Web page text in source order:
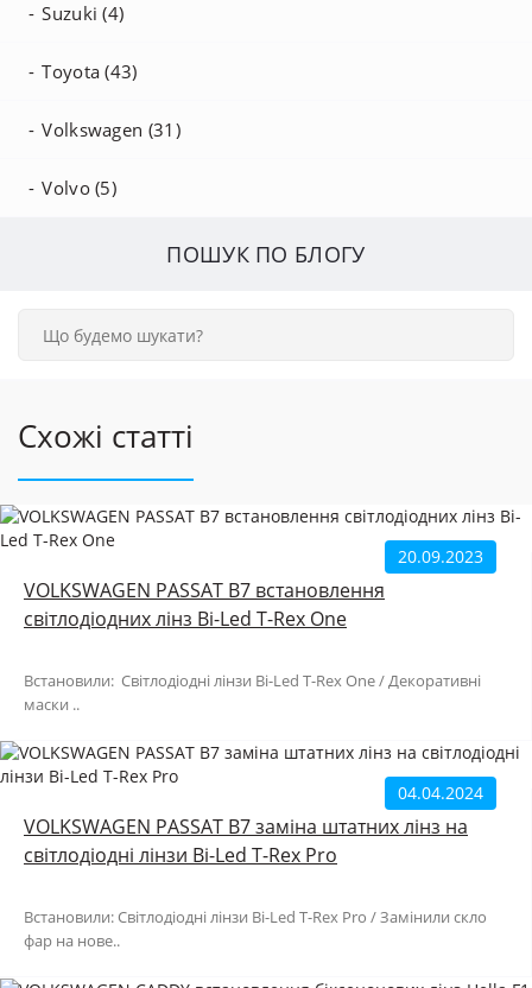
Suzuki (4)
Toyota (43)
Volkswagen (31)
Volvo (5)
ПОШУК ПО БЛОГУ
Схожі статті
20.09.2023
VOLKSWAGEN PASSAT B7 встановлення
світлодіодних лінз Bi-Led T-Rex One
Встановили: Світлодіодні лінзи Bi-Led T-Rex One / Декоративні
маски ..
04.04.2024
VOLKSWAGEN PASSAT B7 заміна штатних лінз на
світлодіодні лінзи Bi-Led T-Rex Pro
Встановили: Світлодіодні лінзи Bi-Led T-Rex Pro / Замінили скло
фар на нове..